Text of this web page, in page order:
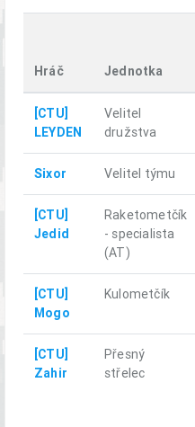
Hráč Jednotka
[CTU]
LEYDEN
Velitel
družstva
Sixor Velitel týmu
[CTU]
Jedid
Raketometčík
- specialista
(AT)
[CTU]
Mogo
Kulometčík
[CTU]
Zahir
Přesný
střelec